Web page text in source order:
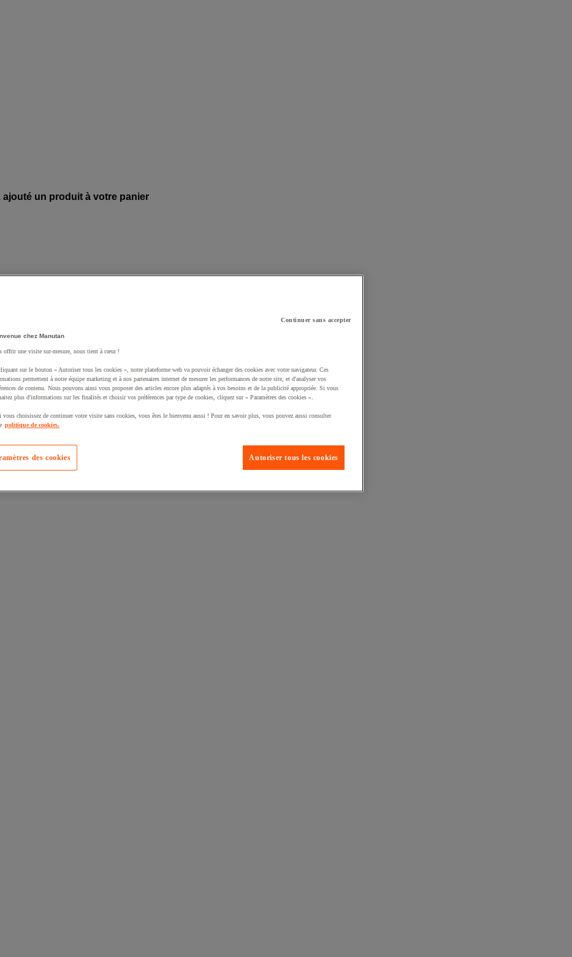
ajouté un produit à votre panier
Continuer sans accepter
chez Manutan
offrir une visite sur-mesure, nous tient à cœur !
sur le bouton « Autoriser tous les cookies », notre plateforme web va pouvoir échanger des cookies avec votre navigateur. Ces
permettent à notre équipe marketing et à nos partenaires internet de mesurer les performances de notre site, et d'analyser vos
de contenu. Nous pouvons ainsi vous proposer des articles encore plus adaptés à vos besoins et de la publicité appropriée. Si vous
plus d'informations sur les finalités et choisir vos préférences par type de cookies, cliquez sur « Paramètres des cookies ».
vous choisissez de continuer votre visite sans cookies, vous êtes le bienvenu aussi ! Pour en savoir plus, vous pouvez aussi consulter
politique de cookies.
Autoriser tous les cookies
des cookies